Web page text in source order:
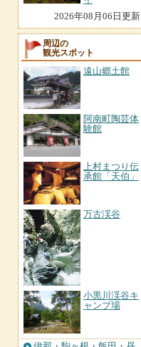
2026年08月06日更新
周辺の
観光スポット
遠山郷土館
阿南町陶芸体
験館
上村まつり伝
承館「天伯」
万古渓谷
小黒川渓谷キ
ャンプ場